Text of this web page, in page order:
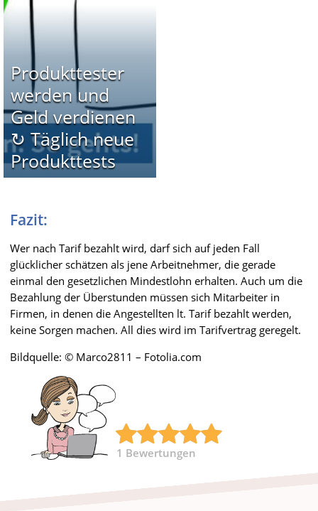
Produkttester
werden und
Geld verdienen
↻ Täglich neue
Produkttests
Fazit:
Wer nach Tarif bezahlt wird, darf sich auf jeden Fall
glücklicher schätzen als jene Arbeitnehmer, die gerade
einmal den gesetzlichen Mindestlohn erhalten. Auch um die
Bezahlung der Überstunden müssen sich Mitarbeiter in
Firmen, in denen die Angestellten lt. Tarif bezahlt werden,
keine Sorgen machen. All dies wird im Tarifvertrag geregelt.
Bildquelle: © Marco2811 – Fotolia.com
1 Bewertungen